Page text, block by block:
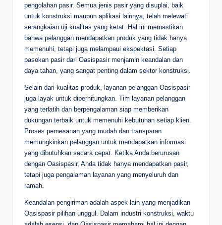
pengolahan pasir. Semua jenis pasir yang disuplai, baik
untuk konstruksi maupun aplikasi lainnya, telah melewati
serangkaian uji kualitas yang ketat. Hal ini memastikan
bahwa pelanggan mendapatkan produk yang tidak hanya
memenuhi, tetapi juga melampaui ekspektasi. Setiap
pasokan pasir dari Oasispasir menjamin keandalan dan
daya tahan, yang sangat penting dalam sektor konstruksi.
Selain dari kualitas produk, layanan pelanggan Oasispasir
juga layak untuk diperhitungkan. Tim layanan pelanggan
yang terlatih dan berpengalaman siap memberikan
dukungan terbaik untuk memenuhi kebutuhan setiap klien.
Proses pemesanan yang mudah dan transparan
memungkinkan pelanggan untuk mendapatkan informasi
yang dibutuhkan secara cepat. Ketika Anda berurusan
dengan Oasispasir, Anda tidak hanya mendapatkan pasir,
tetapi juga pengalaman layanan yang menyeluruh dan
ramah.
Keandalan pengiriman adalah aspek lain yang menjadikan
Oasispasir pilihan unggul. Dalam industri konstruksi, waktu